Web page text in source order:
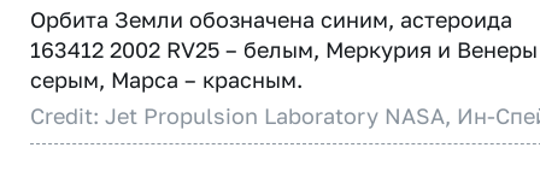
Орбита Земли обозначена синим, астероида
163412 2002 RV25 – белым, Меркурия и
серым, Марса – красным.
Credit: Jet Propulsion Laboratory NASA, Ин-